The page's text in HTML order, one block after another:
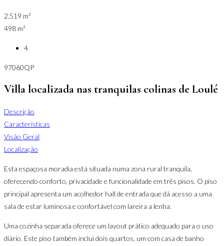
2,519 m²
498 m²
4
97060QP
Villa localizada nas tranquilas colinas de Loulé
Descrição
Características
Visão Geral
Localização
Esta espaçosa moradia está situada numa zona rural tranquila,
oferecendo conforto, privacidade e funcionalidade em três pisos. O piso
principal apresenta um acolhedor hall de entrada que dá acesso a uma
sala de estar luminosa e confortável com lareira a lenha.
Uma cozinha separada oferece um layout prático adequado para o uso
diário. Este piso também inclui dois quartos, um com casa de banho